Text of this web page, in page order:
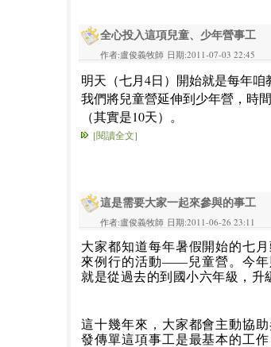
全心投入這項兒童、少年營事工
作者:盧俊義牧師 日期:2011-07-03 22:45
明天（七月4日）開始就是每年
我們將兒童營延伸到少年營，時
（其實是10天）。
[閱讀全文]
這是需要大家一起來參與的事工
作者:盧俊義牧師 日期:2011-06-26 23:11
大家都知道每年暑假開始的七
來例行的活動——兒童營。今
就是從過去的到國小六年級，升
這十幾年來，大家都會主動協
發傳單這項事工是最基本的工